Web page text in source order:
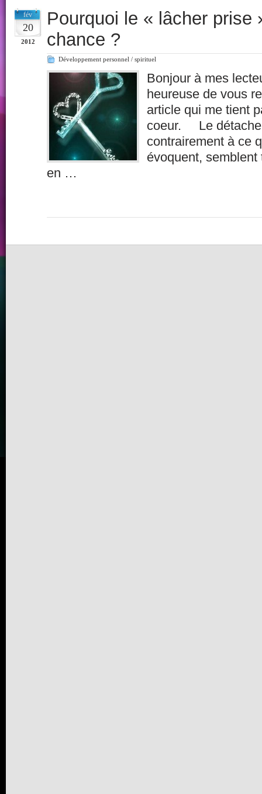
fév
20
2012
Pourquoi le « lâcher prise
chance ?
Développement personnel / spirituel
Bonjour à mes
heureuse de vous
article qui me tient
coeur. Le
contrairement à ce
évoquent,
en …